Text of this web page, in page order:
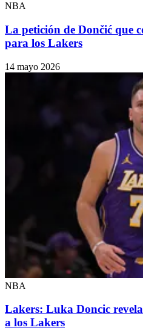
NBA
La petición de Dončić que
para los Lakers
14 mayo 2026
NBA
Lakers: Luka Doncic
a los Lakers